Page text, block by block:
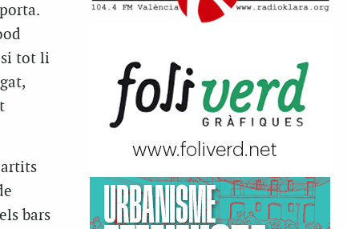
si tot li
bars